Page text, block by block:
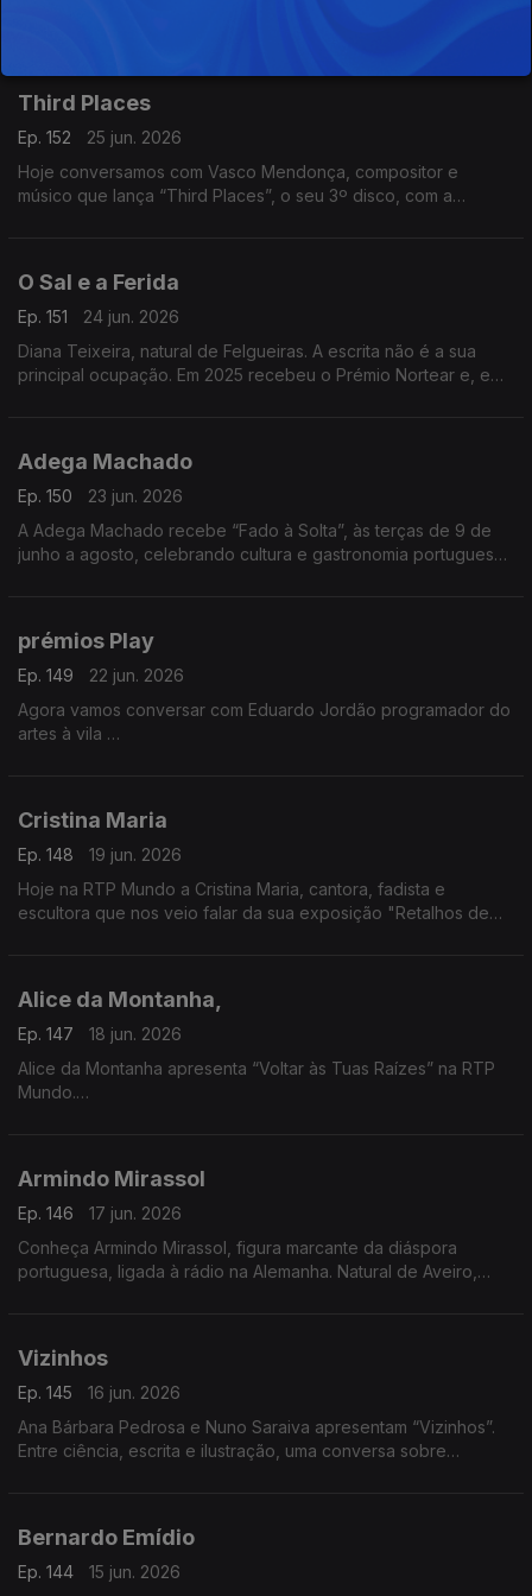
Third Places
Ep. 152
25 jun. 2026
Hoje conversamos com Vasco Mendonça, compositor e
músico que lança “Third Places”, o seu 3º disco, com a
O Sal e a Ferida
Ep. 151
24 jun. 2026
Diana Teixeira, natural de Felgueiras. A escrita não é a sua
principal ocupação. Em 2025 recebeu o Prémio Nortear e, em
Adega Machado
Ep. 150
23 jun. 2026
A Adega Machado recebe “Fado à Solta”, às terças de 9 de
junho a agosto, celebrando cultura e gastronomia portuguesa.
prémios Play
Ep. 149
22 jun. 2026
Agora vamos conversar com Eduardo Jordão programador do
artes à vila
Cristina Maria
Ep. 148
19 jun. 2026
Hoje na RTP Mundo a Cristina Maria, cantora, fadista e
escultora que nos veio falar da sua exposição "Retalhos de
Alice da Montanha,
Ep. 147
18 jun. 2026
Alice da Montanha apresenta “Voltar às Tuas Raízes” na RTP
Mundo.
onde apresenta o seu mais recente livro, Voltar às Tuas
Raízes. A obra propõe uma reflexão sobre a ligação entre o
mais conscientes e alinhados com os ritmos naturais.
Armindo Mirassol
Ep. 146
17 jun. 2026
Conheça Armindo Mirassol, figura marcante da diáspora
portuguesa, ligada à rádio na Alemanha. Natural de Aveiro,
Vizinhos
Ep. 145
16 jun. 2026
Ana Bárbara Pedrosa e Nuno Saraiva apresentam “Vizinhos”.
Entre ciência, escrita e ilustração, uma conversa sobre
Bernardo Emídio
Ep. 144 15 jun. 2026